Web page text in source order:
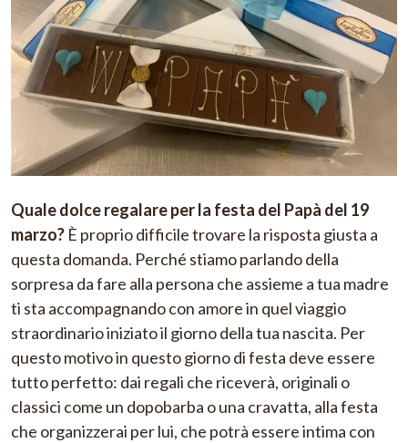
Quale dolce regalare per la festa del Papà del 19
marzo? È proprio difficile trovare la risposta giusta a
questa domanda. Perché stiamo parlando della
sorpresa da fare alla persona che assieme a tua madre
ti sta accompagnando con amore in quel viaggio
straordinario iniziato il giorno della tua nascita. Per
questo motivo in questo giorno di festa deve essere
tutto perfetto: dai regali che riceverà, originali o
classici come un dopobarba o una cravatta, alla festa
che organizzerai per lui, che potrà essere intima con